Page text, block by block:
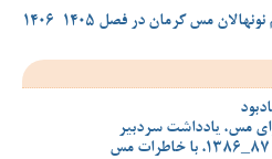
مس کرمان در فصل 1405-1406
مس، یادداشت سردبیر